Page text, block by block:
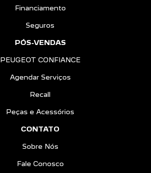
Financiamento
Seguros
PÓS-VENDAS
PEUGEOT CONFIANCE
Agendar Serviços
Recall
Peças e Acessórios
CONTATO
Sobre Nós
Fale Conosco